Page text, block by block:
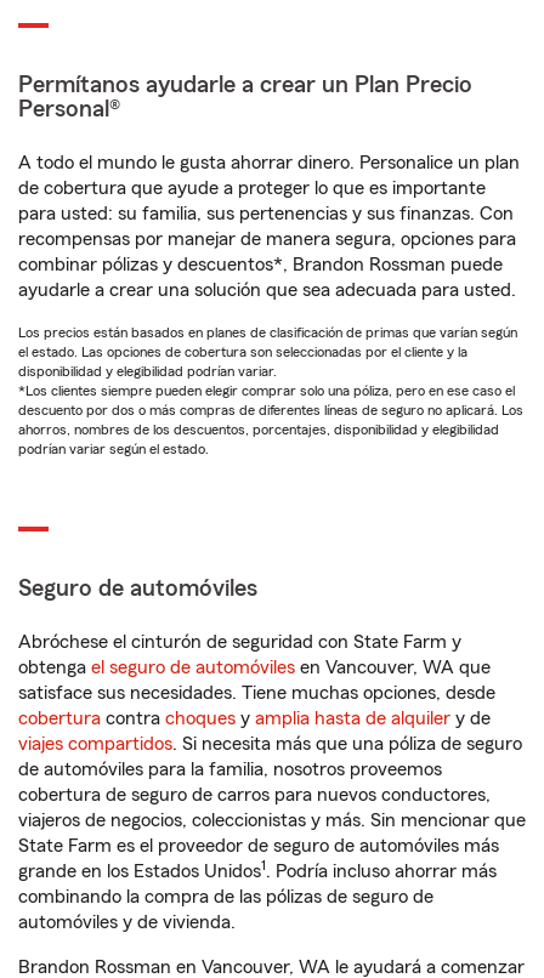
Permítanos ayudarle a crear un Plan Precio
Personal®
A todo el mundo le gusta ahorrar dinero. Personalice un plan
de cobertura que ayude a proteger lo que es importante
para usted: su familia, sus pertenencias y sus finanzas. Con
recompensas por manejar de manera segura, opciones para
combinar pólizas y descuentos*, Brandon Rossman puede
ayudarle a crear una solución que sea adecuada para usted.
Los precios están basados en planes de clasificación de primas que varían según
el estado. Las opciones de cobertura son seleccionadas por el cliente y la
disponibilidad y elegibilidad podrían variar.
*Los clientes siempre pueden elegir comprar solo una póliza, pero en ese caso el
descuento por dos o más compras de diferentes líneas de seguro no aplicará. Los
ahorros, nombres de los descuentos, porcentajes, disponibilidad y elegibilidad
podrían variar según el estado.
Seguro de automóviles
Abróchese el cinturón de seguridad con State Farm y
obtenga el seguro de automóviles en Vancouver, WA que
satisface sus necesidades. Tiene muchas opciones, desde
cobertura contra choques y amplia hasta de alquiler y de
viajes compartidos. Si necesita más que una póliza de seguro
de automóviles para la familia, nosotros proveemos
cobertura de seguro de carros para nuevos conductores,
viajeros de negocios, coleccionistas y más. Sin mencionar que
State Farm es el proveedor de seguro de automóviles más
grande en los Estados Unidos1. Podría incluso ahorrar más
combinando la compra de las pólizas de seguro de
automóviles y de vivienda.
Brandon Rossman en Vancouver, WA le ayudará a comenzar